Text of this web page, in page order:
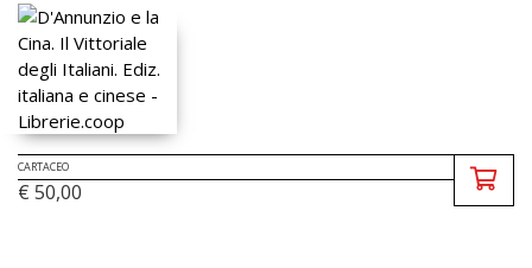
CARTACEO
€ 50,00